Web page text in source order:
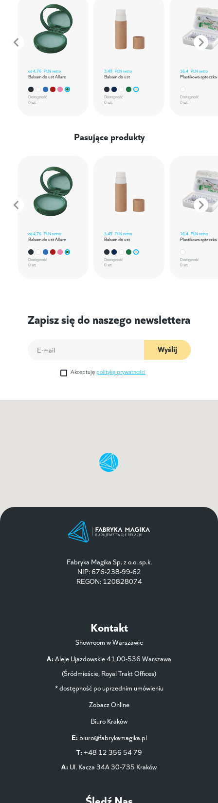
od4,76 PLN netto
Balsam do ust Allure
Dostępność
0 szt.
3,49 PLN netto
Balsam do ust
Dostępność
0 szt.
16,4 PLN netto
Plastikowa apteczka
Dostępność
0 szt.
Pasujące produkty
od4,76 PLN netto
Balsam do ust Allure
Dostępność
0 szt.
3,49 PLN netto
Balsam do ust
Dostępność
0 szt.
16,4 PLN netto
Plastikowa apteczka
Dostępność
0 szt.
Zapisz się do naszego newslettera
Wyślij
Akceptuję politykę prywatności
Fabryka Magika Sp. z o.o. sp.k.
NIP: 676-238-99-62
REGON: 120828074
Kontakt
Showroom w Warszawie
A: Aleje Ujazdowskie 41,00-536 Warszawa
(Śródmieście, Royal Trakt Offices)
* dostępność po uprzednim umówieniu
Zobacz Online
Biuro Kraków
E: biuro@fabrykamagika.pl
T: +48 12 356 54 79
A: Ul. Kacza 34A 30-735 Kraków
Śledź Nas